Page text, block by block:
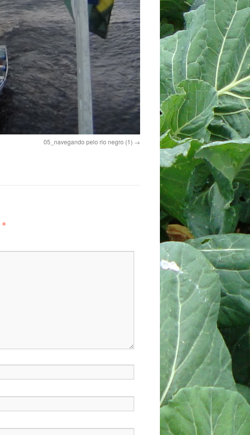
05_navegando pelo rio negro (1)
*